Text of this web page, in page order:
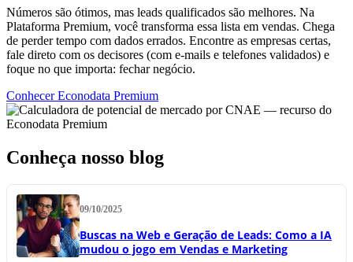
Números são ótimos, mas leads qualificados são melhores. Na
Plataforma Premium, você transforma essa lista em vendas. Chega
de perder tempo com dados errados. Encontre as empresas certas,
fale direto com os decisores (com e-mails e telefones validados) e
foque no que importa: fechar negócio.
Conhecer Econodata Premium
Conheça nosso blog
09/10/2025
Buscas na Web e Geração de Leads: Como a IA
mudou o jogo em Vendas e Marketing